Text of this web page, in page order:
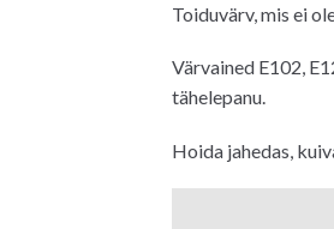
Toiduvärv, mis ei
Värvained E102,
tähelepanu.
Hoida jahedas,